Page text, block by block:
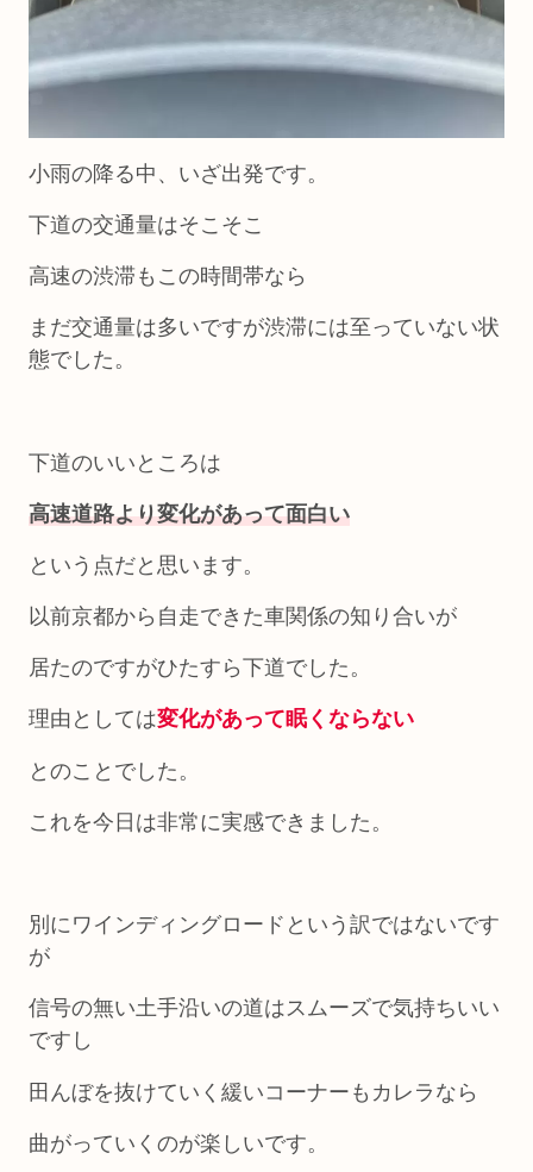
小雨の降る中、いざ出発です。
下道の交通量はそこそこ
高速の渋滞もこの時間帯なら
まだ交通量は多いですが渋滞には至っていない状
態でした。
下道のいいところは
高速道路より変化があって面白い
という点だと思います。
以前京都から自走できた車関係の知り合いが
居たのですがひたすら下道でした。
理由としては変化があって眠くならない
とのことでした。
これを今日は非常に実感できました。
別にワインディングロードという訳ではないです
が
信号の無い土手沿いの道はスムーズで気持ちいい
ですし
田んぼを抜けていく緩いコーナーもカレラなら
曲がっていくのが楽しいです。